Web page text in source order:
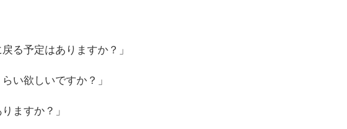
る予定はありますか？」
い欲しいですか？」
ますか？」